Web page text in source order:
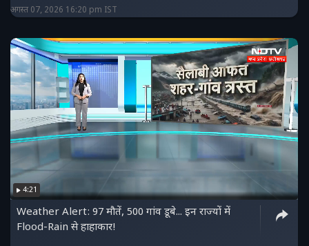
अगस्त 07, 2026 16:20 pm IST
4:21
Weather Alert: 97 मौतें, 500 गांव डूबे... इन राज्यों में
Flood-Rain से हाहाकार!